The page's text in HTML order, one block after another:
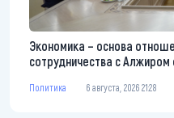
Экономика – основа
сотрудничества с
Политика 6 августа, 2026 21:28